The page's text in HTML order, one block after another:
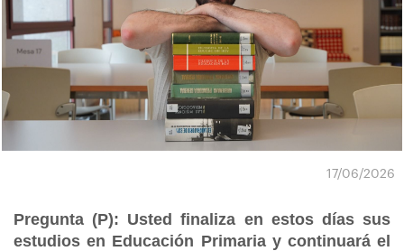
17/06/2026
Pregunta (P): Usted finaliza en estos días sus
estudios en Educación Primaria y continuará el